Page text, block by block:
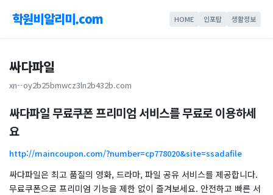
학원비알리미.com HOME 인포탑 생활정보
싸다파일
xn--oy2b25bmwcz3ln2b432b.com
싸다파일 무료쿠폰 프리미엄 서비스를 무료로 이용하세
요
http://maincoupon.com/?number=cp778020&site=ssadafile
싸다파일은 최고 품질의 영화, 드라마, 파일 공유 서비스를 제공합니다.
무료쿠폰으로 프리미엄 기능을 제한 없이 즐겨보세요. 안전하고 빠른 서